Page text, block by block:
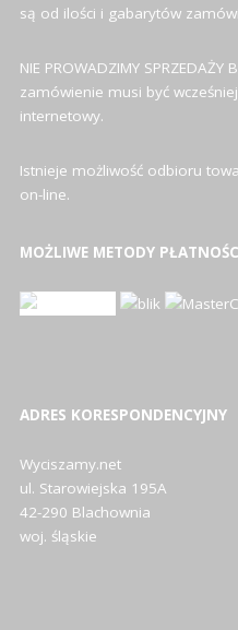
są od ilości i gabarytów
NIE PROWADZIMY SPRZEDAŻY
zamówienie musi być
internetowy.
Istnieje możliwość odbioru
on-line.
MOŻLIWE METODY
ADRES KORESPONDENCYJNY
Wyciszamy.net
ul. Starowiejska 195A
42-290 Blachownia
woj. śląskie